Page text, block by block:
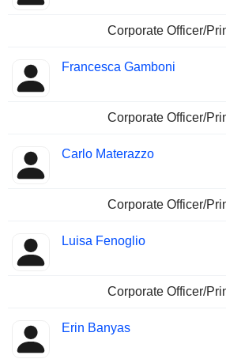
Corporate Officer/
Francesca Gamboni
Corporate Officer/
Carlo Materazzo
Corporate Officer/
Luisa Fenoglio
Corporate Officer/
Erin Banyas